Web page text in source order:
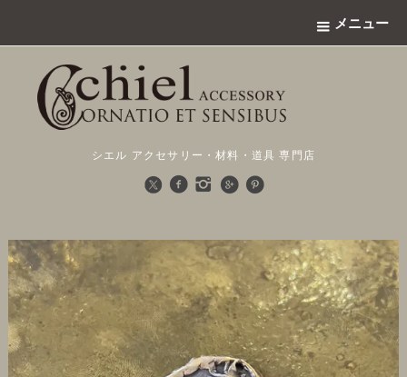
メニュー
シエル アクセサリー・材料・道具 専門店